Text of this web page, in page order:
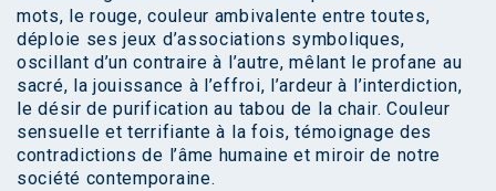
mots, le rouge, couleur ambivalente entre toutes,
déploie ses jeux d’associations symboliques,
oscillant d’un contraire à l’autre, mêlant le profane au
sacré, la jouissance à l’effroi, l’ardeur à l’interdiction,
le désir de purification au tabou de la chair. Couleur
sensuelle et terrifiante à la fois, témoignage des
contradictions de l’âme humaine et miroir de notre
société contemporaine.